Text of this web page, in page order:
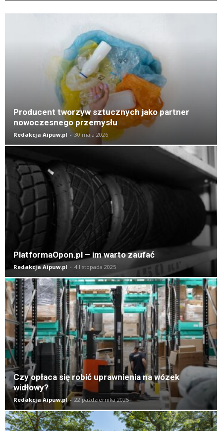
Producent tworzyw sztucznych jako partner
nowoczesnego przemysłu
Redakcja Aipuw.pl - 30 maja 2026
PlatformaOpon.pl – im warto zaufać
Redakcja Aipuw.pl - 4 listopada 2025
Czy opłaca się robić uprawnienia na wózek
widłowy?
Redakcja Aipuw.pl - 22 października 2025